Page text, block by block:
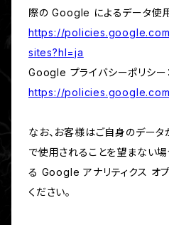
際の Google によるデータ使用
https://
sites?hl=ja
Google プライバシーポリシー：
https://
なお、お客様はご自身のデー
で使用されることを望まない
る Google アナリティクス オ
ください。